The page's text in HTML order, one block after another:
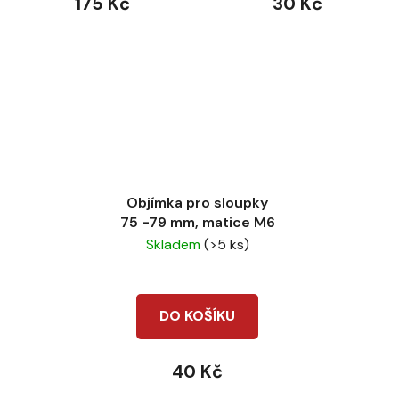
Objímka pro sloupky
75 -79 mm, matice M6
Skladem(>5 ks)
DO KOŠÍKU
40 Kč